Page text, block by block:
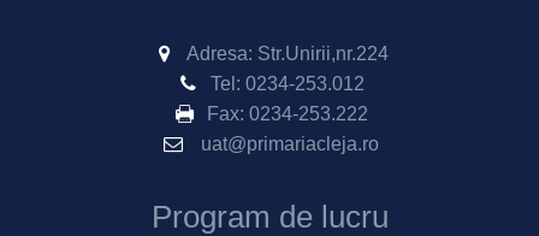
Adresa: Str.Unirii,nr.224
Tel: 0234-253.012
Fax: 0234-253.222
uat@primariacleja.ro
Program de lucru